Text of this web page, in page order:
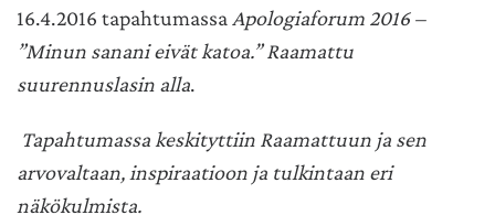
16.4.2016 tapahtumassaApologiaforum 2016 –
”Minun sanani eivät katoa.” Raamattu
suurennuslasin alla.
Tapahtumassa keskityttiin Raamattuun ja sen
arvovaltaan, inspiraatioon ja tulkintaan eri
näkökulmista.